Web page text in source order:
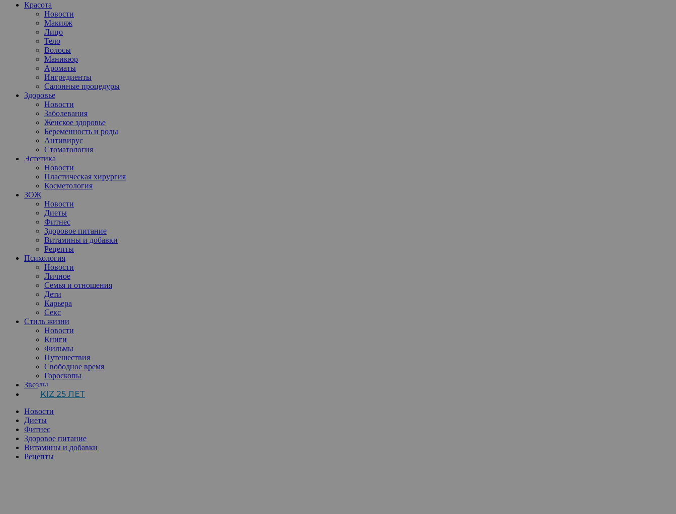
Красота
Новости
Макияж
Лицо
Тело
Волосы
Маникюр
Ароматы
Ингредиенты
Салонные процедуры
Здоровье
Новости
Заболевания
Женское здоровье
Беременность и роды
Антивирус
Стоматология
Эстетика
Новости
Пластическая хирургия
Косметология
ЗОЖ
Новости
Диеты
Фитнес
Здоровое питание
Витамины и добавки
Рецепты
Психология
Новости
Личное
Семья и отношения
Дети
Карьера
Секс
Стиль жизни
Новости
Книги
Фильмы
Путешествия
Свободное время
Гороскопы
Звезды
KIZ 25 ЛЕТ
Новости
Диеты
Фитнес
Здоровое питание
Витамины и добавки
Рецепты